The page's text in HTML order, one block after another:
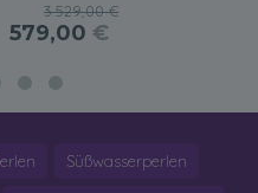
3.529,00 €
579,00 €
Süßwasserperlen